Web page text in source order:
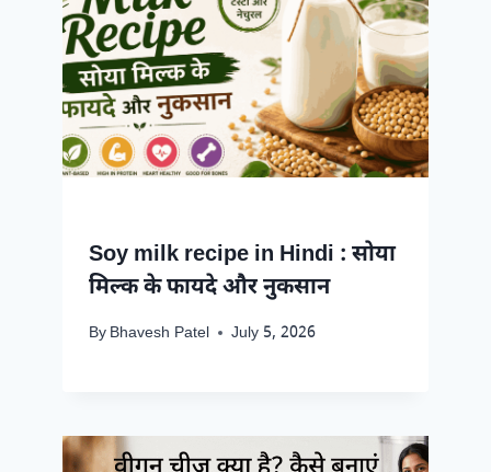
Soy milk recipe in Hindi : सोया
मिल्क के फायदे और नुकसान
By Bhavesh Patel July 5, 2026